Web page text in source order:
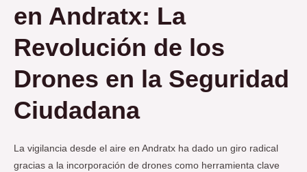
en Andratx: La
Revolución de los
Drones en la Seguridad
Ciudadana
La vigilancia desde el aire en Andratx ha dado un giro radical
gracias a la incorporación de drones como herramienta clave